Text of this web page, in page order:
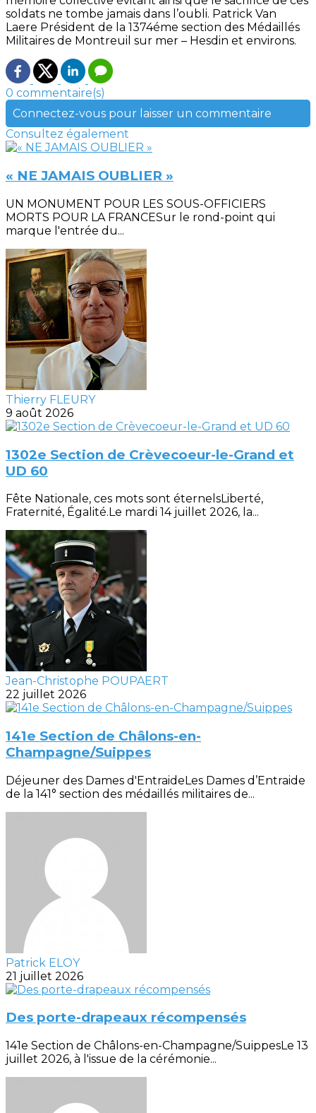
soldats ne tombe jamais dans l’oubli. Patrick Van
Laere Président de la 1374éme section des Médaillés
Militaires de Montreuil sur mer – Hesdin et environs.
0 commentaire(s)
Connectez-vous pour laisser un commentaire
Consultez également
« NE JAMAIS OUBLIER »
UN MONUMENT POUR LES SOUS-OFFICIERS
MORTS POUR LA FRANCESur le rond-point qui
marque l'entrée du...
Thierry FLEURY
9 août 2026
1302e Section de Crèvecoeur-le-Grand et
UD 60
Fête Nationale, ces mots sont éternelsLiberté,
Fraternité, Égalité.Le mardi 14 juillet 2026, la...
Jean-Christophe POUPAERT
22 juillet 2026
141e Section de Châlons-en-
Champagne/Suippes
Déjeuner des Dames d'EntraideLes Dames d’Entraide
de la 141° section des médaillés militaires de...
Patrick ELOY
21 juillet 2026
Des porte-drapeaux récompensés
141e Section de Châlons-en-Champagne/SuippesLe 13
juillet 2026, à l'issue de la cérémonie...